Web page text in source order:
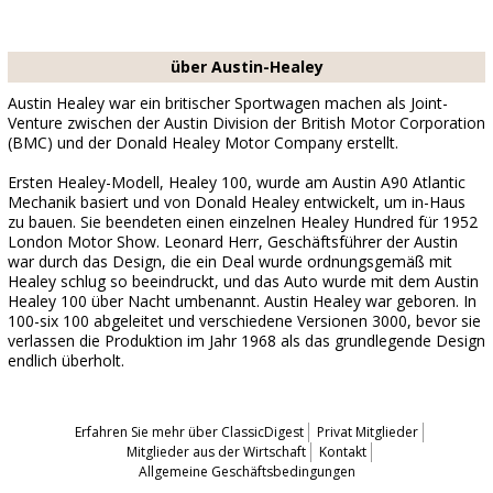
über Austin-Healey
Austin Healey war ein britischer Sportwagen machen als Joint-
Venture zwischen der Austin Division der British Motor Corporation
(BMC) und der Donald Healey Motor Company erstellt.
Ersten Healey-Modell, Healey 100, wurde am Austin A90 Atlantic
Mechanik basiert und von Donald Healey entwickelt, um in-Haus
zu bauen. Sie beendeten einen einzelnen Healey Hundred für 1952
London Motor Show. Leonard Herr, Geschäftsführer der Austin
war durch das Design, die ein Deal wurde ordnungsgemäß mit
Healey schlug so beeindruckt, und das Auto wurde mit dem Austin
Healey 100 über Nacht umbenannt. Austin Healey war geboren. In
100-six 100 abgeleitet und verschiedene Versionen 3000, bevor sie
verlassen die Produktion im Jahr 1968 als das grundlegende Design
endlich überholt.
Erfahren Sie mehr über ClassicDigest
Privat Mitglieder
Mitglieder aus der Wirtschaft
Kontakt
Allgemeine Geschäftsbedingungen